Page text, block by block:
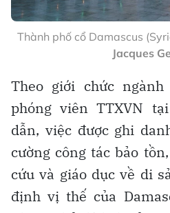
Thành phố cổ Damascus
Jacques
Theo giới chức
phóng viên TTXVN
dẫn, việc được ghi
cường công tác bảo
cứu và giáo dục về di
định vị thế của